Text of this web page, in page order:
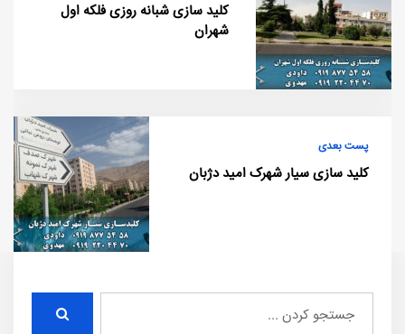
کلید سازی شبانه روزی فلکه اول
شهران
پست بعدی
کلید سازی سیار شهرک امید دژبان